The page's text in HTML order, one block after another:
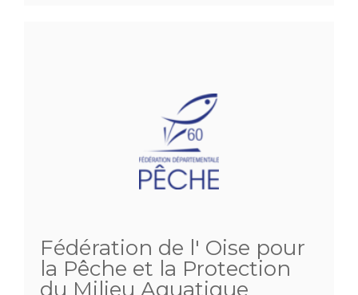
Fédération de l' Oise pour
la Pêche et la Protection
du Milieu Aquatique